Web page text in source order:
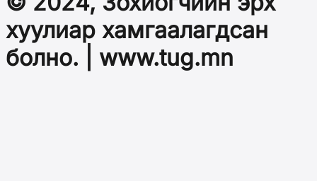
хуулиар хамгаалагдсан
болно. | www.tug.mn